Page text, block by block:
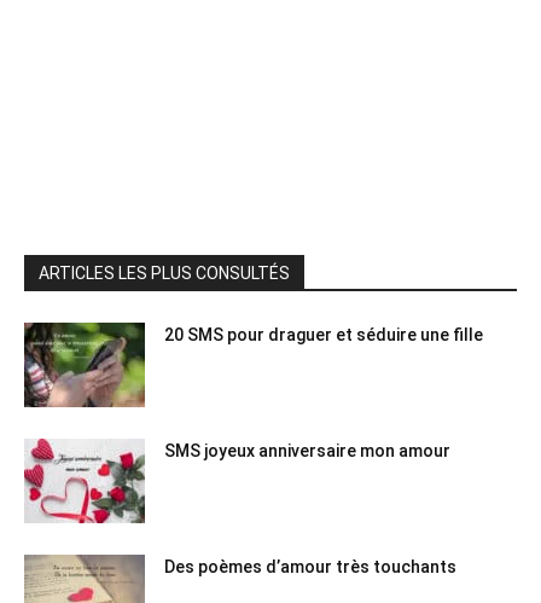
ARTICLES LES PLUS CONSULTÉS
20 SMS pour draguer et séduire une fille
SMS joyeux anniversaire mon amour
Des poèmes d’amour très touchants